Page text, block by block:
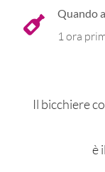
Quando
1 ora
Il bicchiere
è il